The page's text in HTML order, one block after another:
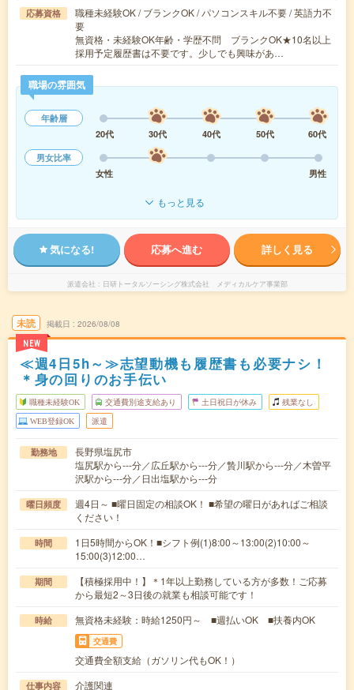
応募資格
職種未経験OK / ブランクOK / パソコンスキル不要 / 英語力不
要
無資格・未経験OK年齢・学歴不問 ブランクOK★10名以上
採用予定履歴書は不要です。少しでも興味があ…
職場の雰囲気
年齢層
20代
30代 40代 50代
60代
男女比率
女性
男性
もっと見る
気になる! 応募へ進む 詳しく見る
派遣会社 日研トータルソーシング株式会社 メディカルケア事業部
未読
NEW
掲載日 2026/08/08
≪週4日5h～≫志望動機も履歴書も必要ナシ！
＊身の回りのお手伝い
職種未経験OK 交通費別途支給あり 土日祝日が休み 残業なし
WEB登録OK 派遣
勤務地
長野県塩尻市
塩尻駅から---分／広丘駅から---分／贄川駅から---分／木曽平
沢駅から---分／日出塩駅から---分
曜日頻度
週4日～ ■曜日固定の相談OK！ ■希望の曜日があればご相談
ください！
時間
1日5時間からOK！■シフト例(1)8:00～13:00(2)10:00～
15:00(3)12:00…
期間
【積極採用中！】＊1年以上勤務している方が多数！ご応募
から最短2～3日後の就業も相談可能です！
時給 無資格未経験：時給1250円～ ■週払いOK ■扶養内OK
交通費
交通費全額支給（ガソリン代もOK！）
仕事内容 介護関連